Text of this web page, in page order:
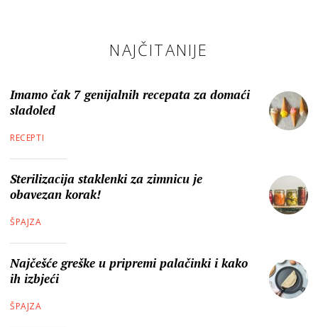
NAJČITANIJE
Imamo čak 7 genijalnih recepata za domaći
sladoled
RECEPTI
Sterilizacija staklenki za zimnicu je
obavezan korak!
ŠPAJZA
Najčešće greške u pripremi palačinki i kako
ih izbjeći
ŠPAJZA